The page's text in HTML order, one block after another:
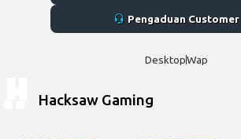
Pengaduan Customer
DesktopWap
Hacksaw Gaming